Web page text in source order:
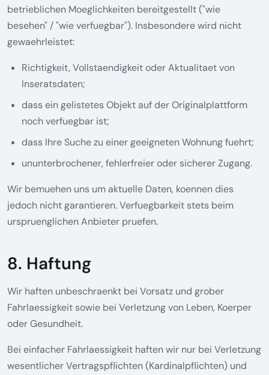
betrieblichen Moeglichkeiten bereitgestellt ("wie
besehen" / "wie verfuegbar"). Insbesondere wird nicht
gewaehrleistet:
Richtigkeit, Vollstaendigkeit oder Aktualitaet von
Inseratsdaten;
dass ein gelistetes Objekt auf der Originalplattform
noch verfuegbar ist;
dass Ihre Suche zu einer geeigneten Wohnung fuehrt;
ununterbrochener, fehlerfreier oder sicherer Zugang.
Wir bemuehen uns um aktuelle Daten, koennen dies
jedoch nicht garantieren. Verfuegbarkeit stets beim
urspruenglichen Anbieter pruefen.
8. Haftung
Wir haften unbeschraenkt bei Vorsatz und grober
Fahrlaessigkeit sowie bei Verletzung von Leben, Koerper
oder Gesundheit.
Bei einfacher Fahrlaessigkeit haften wir nur bei Verletzung
wesentlicher Vertragspflichten (Kardinalpflichten) und